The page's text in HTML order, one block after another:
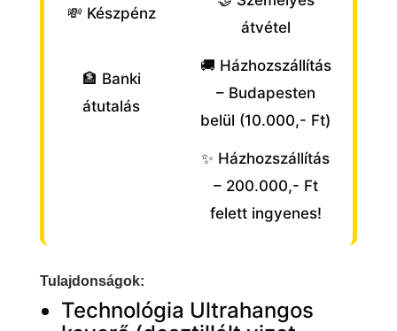
💸 Készpénz
átvétel
🏦 Banki
átutalás
🚚 Házhozszállítás
– Budapesten
belül (10.000,- Ft)
✨ Házhozszállítás
– 200.000,- Ft
felett ingyenes!
Tulajdonságok:
Technológia Ultrahangos